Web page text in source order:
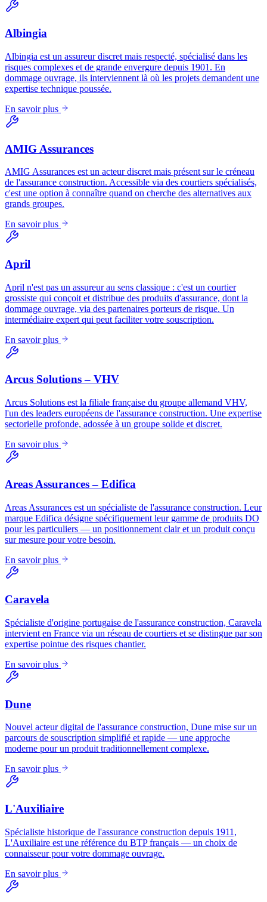
Albingia
Albingia est un assureur discret mais respecté, spécialisé dans les
risques complexes et de grande envergure depuis 1901. En
dommage ouvrage, ils interviennent là où les projets demandent une
expertise technique poussée.
En savoir plus
AMIG Assurances
AMIG Assurances est un acteur discret mais présent sur le créneau
de l'assurance construction. Accessible via des courtiers spécialisés,
c'est une option à connaître quand on cherche des alternatives aux
grands groupes.
En savoir plus
April
April n'est pas un assureur au sens classique : c'est un courtier
grossiste qui conçoit et distribue des produits d'assurance, dont la
dommage ouvrage, via des partenaires porteurs de risque. Un
intermédiaire expert qui peut faciliter votre souscription.
En savoir plus
Arcus Solutions – VHV
Arcus Solutions est la filiale française du groupe allemand VHV,
l'un des leaders européens de l'assurance construction. Une expertise
sectorielle profonde, adossée à un groupe solide et discret.
En savoir plus
Areas Assurances – Edifica
Areas Assurances est un spécialiste de l'assurance construction. Leur
marque Edifica désigne spécifiquement leur gamme de produits DO
pour les particuliers — un positionnement clair et un produit conçu
sur mesure pour votre besoin.
En savoir plus
Caravela
Spécialiste d'origine portugaise de l'assurance construction, Caravela
intervient en France via un réseau de courtiers et se distingue par son
expertise pointue des risques chantier.
En savoir plus
Dune
Nouvel acteur digital de l'assurance construction, Dune mise sur un
parcours de souscription simplifié et rapide — une approche
moderne pour un produit traditionnellement complexe.
En savoir plus
L'Auxiliaire
Spécialiste historique de l'assurance construction depuis 1911,
L'Auxiliaire est une référence du BTP français — un choix de
connaisseur pour votre dommage ouvrage.
En savoir plus